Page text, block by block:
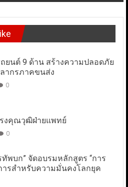
ยนต์ 9 ด้าน สร้างความปลอดภัย
ากรภาคขนส่ง
0
งคุณวุฒิฝ่ายแพทย์
0
พบก” จัดอบรมหลักสูตร “การ
ารสำหรับความมั่นคงโลกยุค